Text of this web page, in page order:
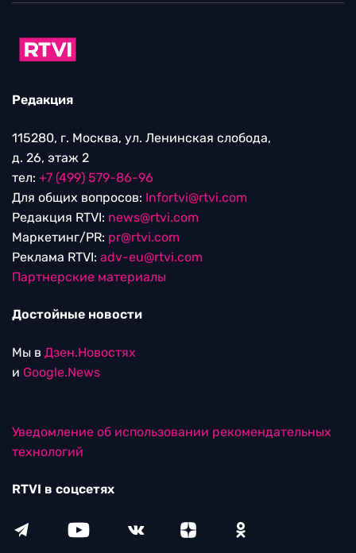
Редакция
115280, г. Москва, ул. Ленинская слобода,
д. 26, этаж 2
тел: +7 (499) 579-86-96
Для общих вопросов: Infortvi@rtvi.com
Редакция RTVI: news@rtvi.com
Маркетинг/PR: pr@rtvi.com
Реклама RTVI: adv-eu@rtvi.com
Партнерские материалы
Достойные новости
Мы в Дзен.Новостях
и Google.News
Уведомление об использовании рекомендательных
технологий
RTVI в соцсетях